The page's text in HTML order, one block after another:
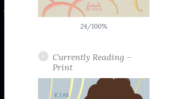
24/100%
Currently Reading –
Print